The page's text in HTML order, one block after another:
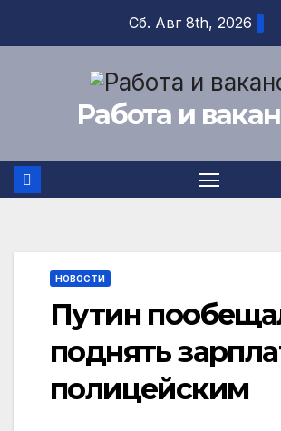
содержимому
Сб. Авг 8th, 2026
Работа и
НОВОСТИ
Путин
поднять
полицейским